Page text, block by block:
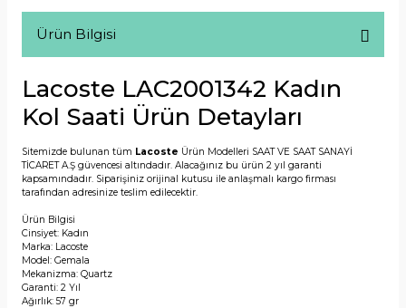
Ürün Bilgisi
Lacoste LAC2001342 Kadın
Kol Saati Ürün Detayları
Sitemizde bulunan tüm Lacoste Ürün Modelleri SAAT VE SAAT SANAYİ
TİCARET A.Ş güvencesi altındadır. Alacağınız bu ürün 2 yıl garanti
kapsamındadır. Siparişiniz orijinal kutusu ile anlaşmalı kargo firması
tarafından adresinize teslim edilecektir.
Ürün Bilgisi
Cinsiyet: Kadın
Marka: Lacoste
Model: Gemala
Mekanizma: Quartz
Garanti: 2 Yıl
Ağırlık: 57 gr